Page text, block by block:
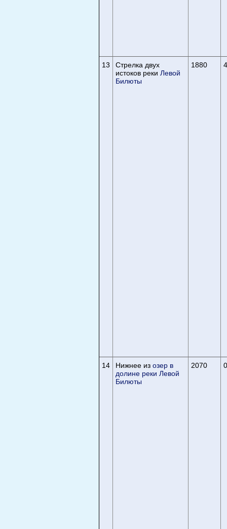
13
Стрелка двух
истоков реки Левой
Билюты
1880
14 Нижнее из озер в
долине реки Левой
Билюты
2070